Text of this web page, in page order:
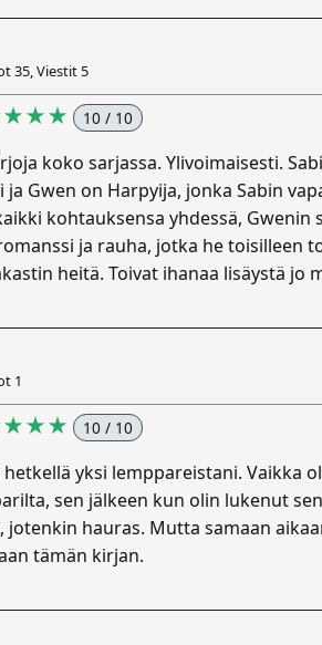
35, Viestit 5
10 / 10
koko sarjassa. Ylivoimaisesti.
ja Gwen on Harpyija, jonka Sabin
kohtauksensa yhdessä,
ja rauha, jotka he toisilleen
heitä. Toivat ihanaa lisäystä jo
1
10 / 10
yksi lemppareistani. Vaikka
sen jälkeen kun olin lukenut
hauras. Mutta samaan
tämän kirjan.